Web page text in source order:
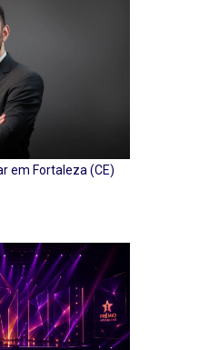
em Fortaleza (CE)